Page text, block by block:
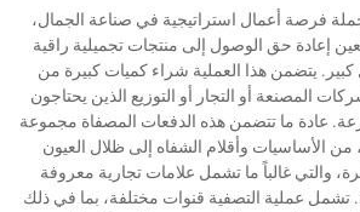
فرصة أعمال استراتيجية في صناعة الجمال،
إعادة حق الوصول إلى منتجات تجميلية راقية
يتضمن هذا العملية شراء كميات كبيرة من
المصنعة أو التجار أو التوزيع الذين يحتاجون
عادة ما تتضمن هذه الدفعات المصفاة مجموعة
من الأساسيات وأقلام الشفاه إلى ظلال العيون
والتي غالباً ما تشمل علامات تجارية معروفة
تشمل عملية التصفية قنوات مختلفة، بما في ذلك